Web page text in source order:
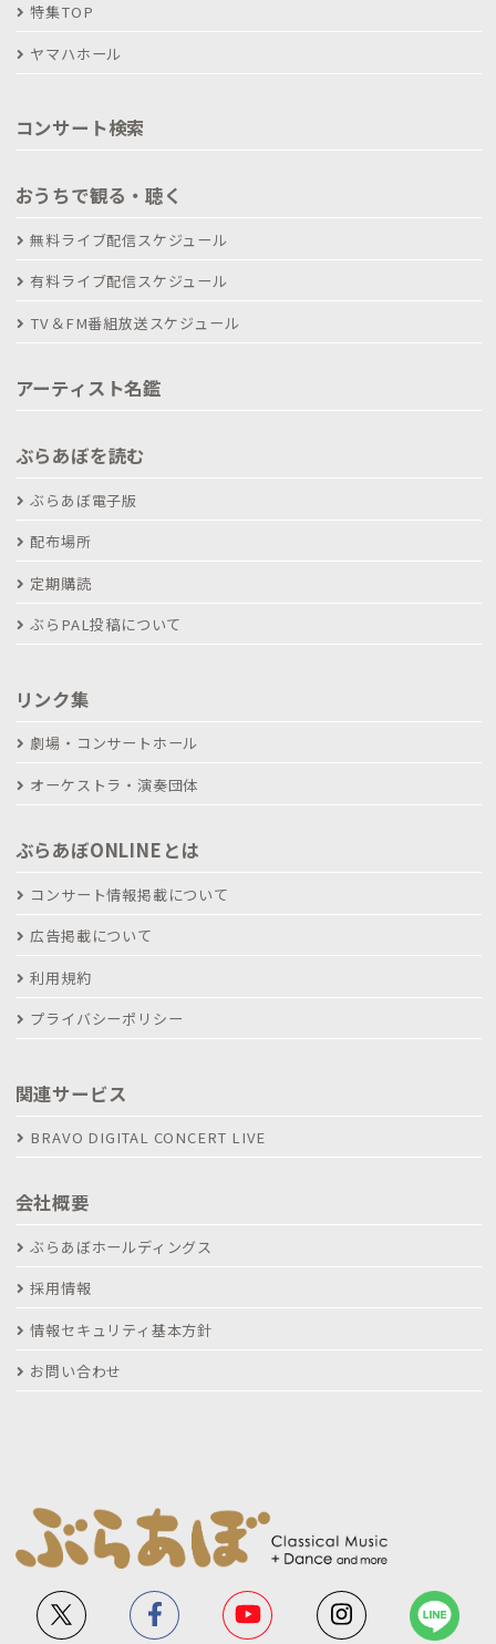
特集TOP
ヤマハホール
コンサート検索
おうちで観る・聴く
無料ライブ配信スケジュール
有料ライブ配信スケジュール
TV＆FM番組放送スケジュール
アーティスト名鑑
ぶらあぼを読む
ぶらあぼ電子版
配布場所
定期購読
ぶらPAL投稿について
リンク集
劇場・コンサートホール
オーケストラ・演奏団体
ぶらあぼONLINEとは
コンサート情報掲載について
広告掲載について
利用規約
プライバシーポリシー
関連サービス
BRAVO DIGITAL CONCERT LIVE
会社概要
ぶらあぼホールディングス
採用情報
情報セキュリティ基本方針
お問い合わせ